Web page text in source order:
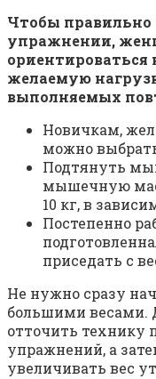
Чтобы правильно
упражнении,
ориентироваться
желаемую
выполняемых
Новичкам,
можно
Подтянуть
мышечную
10 кг, в
Постепенно
приседать с
Не нужно сразу
большими весами.
отточить технику
упражнений, а
увеличивать вес